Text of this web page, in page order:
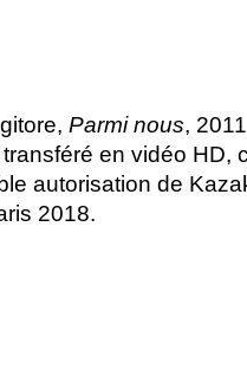
Parmi nous,
en vidéo HD,
autorisation de
2018.